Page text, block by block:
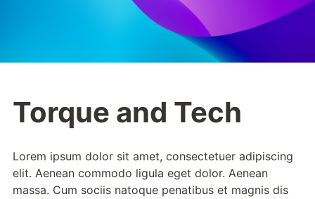
Torque and Tech
Lorem ipsum dolor sit amet, consectetuer adipiscing
elit. Aenean commodo ligula eget dolor. Aenean
massa. Cum sociis natoque penatibus et magnis dis